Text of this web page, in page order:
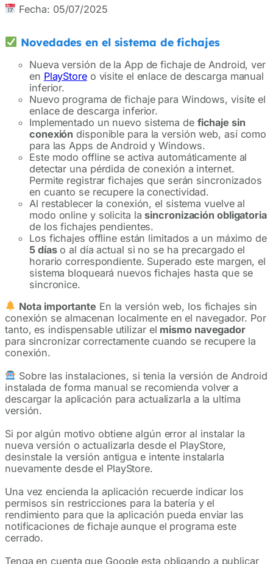
Fecha: 05/07/2025
Novedades en el sistema de fichajes
Nueva versión de la App de fichaje de Android, ver
en PlayStoreo visite el enlace de descarga manual
inferior.
Nuevo programa de fichaje para Windows, visite el
enlace de descarga inferior.
Implementado un nuevo sistema de fichaje sin
conexión disponible para la versión web, así como
para las Apps de Android y Windows.
Este modo offline se activa automáticamente al
detectar una pérdida de conexión a internet.
Permite registrar fichajes que serán sincronizados
en cuanto se recupere la conectividad.
Al restablecer la conexión, el sistema vuelve al
modo online y solicita lasincronización obligatoria
de los fichajes pendientes.
Los fichajes offline están limitados a un máximo de
5 díaso al día actual si no se ha precargado el
horario correspondiente. Superado este margen, el
sistema bloqueará nuevos fichajes hasta que se
sincronice.
Nota importante En la versión web, los fichajes sin
conexión se almacenan localmente en el navegador. Por
tanto, es indispensable utilizar el mismo navegador
para sincronizar correctamente cuando se recupere la
conexión.
Sobre las instalaciones, si tenia la versión de Android
instalada de forma manual se recomienda volver a
descargar la aplicación para actualizarla a la ultima
versión.
Si por algún motivo obtiene algún error al instalar la
nueva versión o actualizarla desde el PlayStore,
desinstale la versión antigua e intente instalarla
nuevamente desde el PlayStore.
Una vez encienda la aplicación recuerde indicar los
permisos sin restricciones para la batería y el
rendimiento para que la aplicación pueda enviar las
notificaciones de fichaje aunque el programa este
cerrado.
Tenga en cuenta que Google esta obligando a publicar